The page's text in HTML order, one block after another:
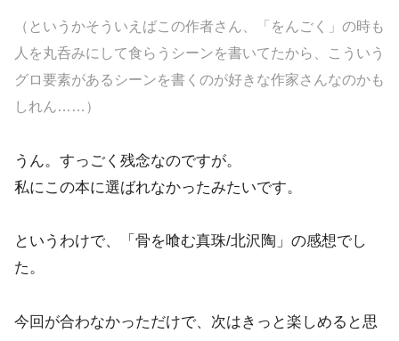
（というかそういえばこの作者さん、「をんごく」の時も
人を丸呑みにして食らうシーンを書いてたから、こういう
グロ要素があるシーンを書くのが好きな作家さんなのかも
しれん……）
うん。すっごく残念なのですが。
私にこの本に選ばれなかったみたいです。
というわけで、「骨を喰む真珠/北沢陶」の感想でし
た。
今回が合わなかっただけで、次はきっと楽しめると思